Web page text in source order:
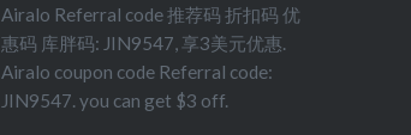
Airalo Referral code 推荐码 折扣码 优
惠码 库胖码: JIN9547, 享3美元优惠.
Airalo coupon code Referral code:
JIN9547. you can get $3 off.